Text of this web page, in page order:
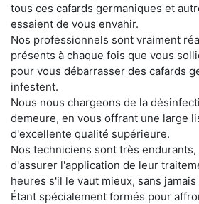
tous ces cafards germaniques et
essaient de vous envahir.
Nos professionnels sont vraiment
présents à chaque fois que vous
pour vous débarrasser des cafards
infestent.
Nous nous chargeons de la
demeure, en vous offrant une large
d'excellente qualité supérieure.
Nos techniciens sont très
d'assurer l'application de leur
heures s'il le vaut mieux, sans
Étant spécialement formés pour